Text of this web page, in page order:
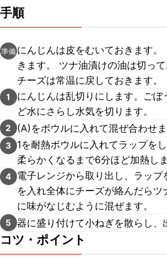
手順
準備 にんじんは皮をむいておきます
きます。 ツナ油漬けの油は切っ
チーズは常温に戻しておきます。
1
にんじんは乱切りにします。ご
ど水にさらし水気を切ります。
2 (A)をボウルに入れて混ぜ合わせま
3
1を耐熱ボウルに入れてラップを
柔らかくなるまで6分ほど加熱しま
4
電子レンジから取り出し、ラッ
を入れ全体にチーズが絡んだら
に味がなじむように混ぜます。
5 器に盛り付けて小ねぎを散らし、
コツ・ポイント